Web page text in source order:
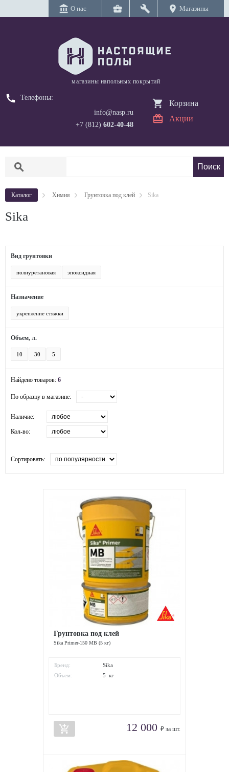
account_balance О нас business_center build location_on Магазины
магазины напольных покрытий
call
Телефоны:
info@nasp.ru
+7 (812) 602-40-48
Корзина
Акции
search
Каталог Химия Грунтовка под клей Sika
Sika
Вид грунтовки
полиуретановая эпоксидная
Назначение
укрепление стяжки
Объем, л.
10 30 5
Найдено товаров: 6
По образцу в магазине:
Наличие:
Кол-во:
Сортировать:
Грунтовка под клей
Sika Primer-150 MB (5 кг)
Бренд:
Sika
Объем:
5 кг
add_shopping_cart 12 000 ₽ за шт.